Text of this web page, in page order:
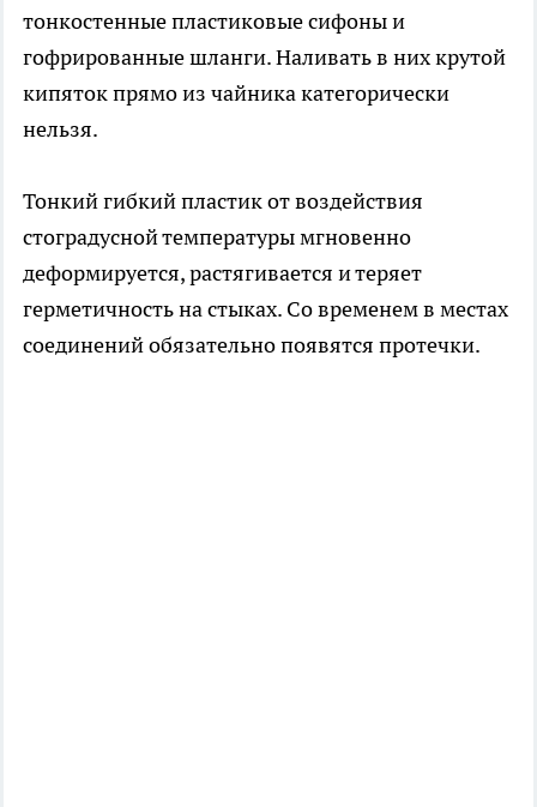
тонкостенные пластиковые сифоны и
гофрированные шланги. Наливать в них крутой
кипяток прямо из чайника категорически
нельзя.
Тонкий гибкий пластик от воздействия
стоградусной температуры мгновенно
деформируется, растягивается и теряет
герметичность на стыках. Со временем в местах
соединений обязательно появятся протечки.